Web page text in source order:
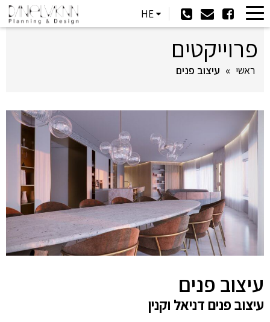
HE
פרוייקטים
ראשי » עיצוב פנים
עיצוב פנים
עיצוב פנים דניאל וקנין